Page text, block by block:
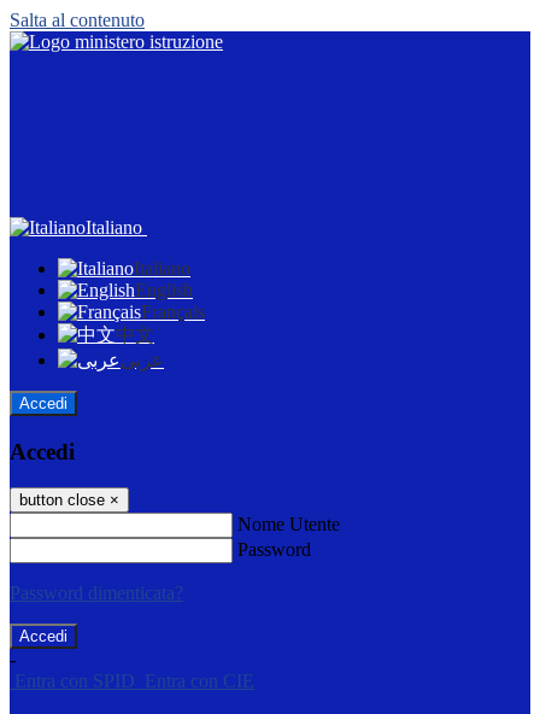
Salta al contenuto
Italiano
Italiano
English
Français
中文
عربى
Accedi
Accedi
button close ×
Nome Utente
Password
Password dimenticata?
-
Entra con SPID
Entra con CIE